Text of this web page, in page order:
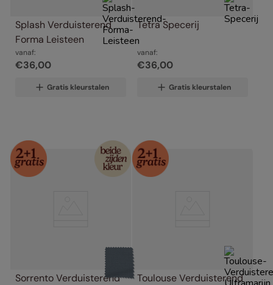
Splash Verduisterend
Forma Leisteen
vanaf:
€36,00
Gratis kleurstalen
Tetra Specerij
vanaf:
€36,00
Gratis kleurstalen
Sorrento Verduisterend
Toulouse Verduisterend